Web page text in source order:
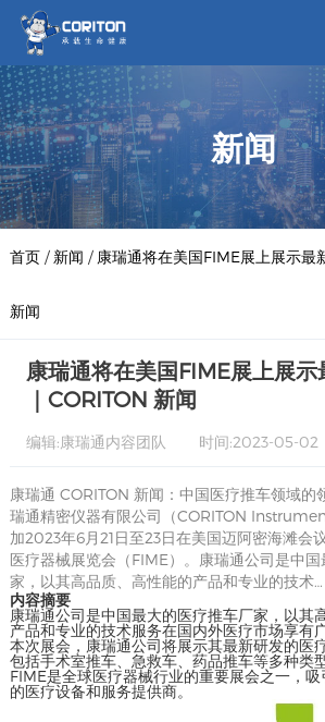
新闻
首页/ 新闻 / 康瑞通将在美国FIME展上展示最
新闻
康瑞通将在美国FIME展上展
｜CORITON 新闻
编辑:康瑞通内容团队 时间:2023-05-02
康瑞通 CORITON 新闻：中国医疗推车领域的
瑞通精密仪器有限公司（CORITON
加2023年6月21日至23日在美国迈阿密海滩会
医疗器械展览会（FIME）。康瑞通公司是中
家，以其高品质、高性能的产品和专业的技术…
内容摘要
康瑞通公司是中国最大的医疗推车厂家，以其
产品和专业的技术服务在国内外医疗市场享有
本次展会，康瑞通公司将展示其最新研发的医
包括手术室推车、急救车、药品推车等多种类
FIME是全球医疗器械行业的重要展会之一，
的医疗设备和服务提供商。